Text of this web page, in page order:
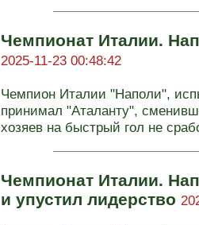
Чемпионат Италии.
2025-11-23 00:48:42
Чемпион Италии "Наполи",
принимал "Аталанту",
хозяев на быстрый гол не
Чемпионат Италии.
и упустил лидерство